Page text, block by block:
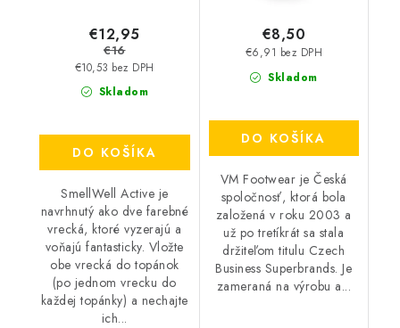
Skladom
€10,53 bez DPH
€12,95
€16
DO KOŠÍKA
SmellWell Active je
navrhnutý ako dve farebné
vrecká, ktoré vyzerajú a
voňajú fantasticky. Vložte
obe vrecká do topánok
(po jednom vrecku do
každej topánky) a nechajte
ich...
Skladom
€6,91 bez DPH
€8,50
DO KOŠÍKA
VM Footwear je Česká
spoločnosť, ktorá bola
založená v roku 2003 a
už po tretíkrát sa stala
držiteľom titulu Czech
Business Superbrands. Je
zameraná na výrobu a...